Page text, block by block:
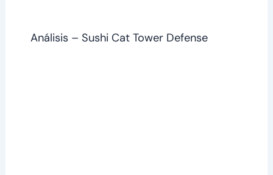
Análisis – Sushi Cat Tower Defense